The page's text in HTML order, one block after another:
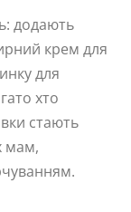
додають
крем для
для
хто
стають
мам,